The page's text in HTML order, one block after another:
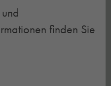
finden Sie